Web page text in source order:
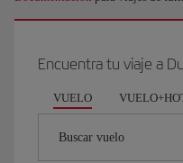
Encuentra tu viaje a
VUELO
Buscar vuelo